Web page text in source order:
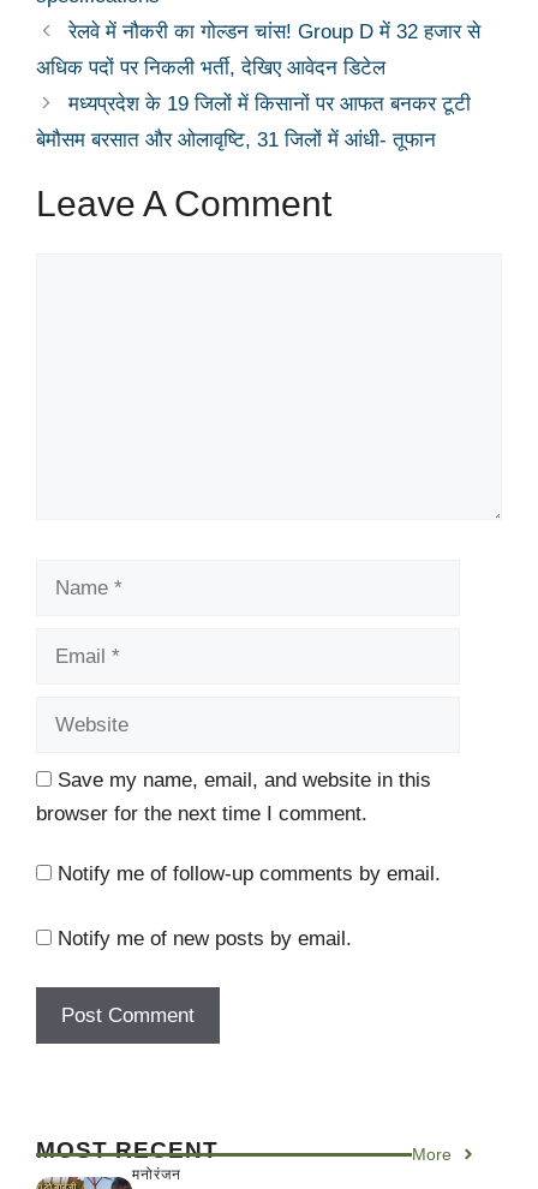
रेलवे में नौकरी का गोल्डन चांस! Group D में 32 हजार से
अधिक पदों पर निकली भर्ती, देखिए आवेदन डिटेल
मध्यप्रदेश के 19 जिलों में किसानों पर आफत बनकर टूटी
बेमौसम बरसात और ओलावृष्टि, 31 जिलों में आंधी- तूफान
Leave A Comment
Save my name, email, and website in this
browser for the next time I comment.
Notify me of follow-up comments by email.
Notify me of new posts by email.
MOST RECENT More
मनोरंजन